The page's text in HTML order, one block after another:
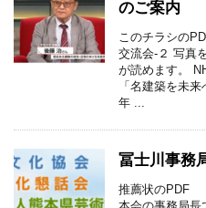
のご案内
このチラシの
交流会-２ 写真
が読めます。
「名建築を未
年 ...
冨士川事務
推薦状のPDF